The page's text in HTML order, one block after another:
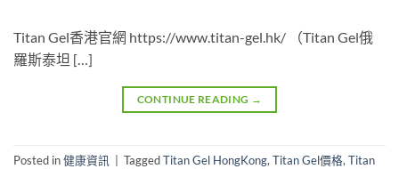
Titan Gel香港官網 https://www.titan-gel.hk/ （Titan Gel俄
羅斯泰坦 […]
CONTINUE READING →
Posted in健康資訊 TaggedTitan Gel HongKong, Titan Gel價格, Titan